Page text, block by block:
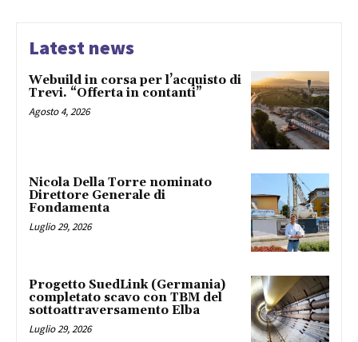
Latest news
Webuild in corsa per l’acquisto di
Trevi. “Offerta in contanti”
Agosto 4, 2026
Nicola Della Torre nominato
Direttore Generale di
Fondamenta
Luglio 29, 2026
Progetto SuedLink (Germania)
completato scavo con TBM del
sottoattraversamento Elba
Luglio 29, 2026